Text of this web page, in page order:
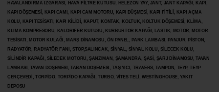
HAVALANDIRMA IZGARASI, HAVA FİLTRE KUTUSU, HELEZON YAY, JANT, JANT KAPAĞI, KAPI,
KAPI DÖŞEMESİ, KAPI CAMI, KAPI CAM MOTORU, KAPI DÜŞMESİ, KAPI FİTİLİ, KAPI AÇMA
KOLU, KAPI TESİSATI, KAPI KİLİDİ, KAPUT, KONTAK, KOLTUK, KOLTUK DÖŞEMESİ, KLİMA,
KLİMA KOMPRESÖRÜ, KALORİFER KUTUSU, KÜRBÜRTÖR KAPAĞI, LASTİK, MOTOR, MOTOR
TESİSATI, MOTOR KULAĞI, MARŞ DİNAMOSU, ÖN PANEL, PARK LAMBASI, PANJUR, PİSTON,
RADYATÖR, RADYATÖR FANI, STOP,SALINCAK, SİNYAL, SİNYAL KOLU, SİLECEK KOLU,
SİLİNDİR KAPAĞI, SİLECEK MOTORU, ŞANZIMAN, ŞAMANDRA, ŞASİ, ŞARJ DİNAMOSU, TAVAN
LAMBASI, TAVAN DÖŞEMESİ, TABAN DÖŞEMESİ, TAŞIYICI, TRAVERS, TAMPON, TEYP, TEYP
ÇERÇEVEDİ, TORPİDO, TORPİDO KAPAĞI, TURBO, VİTES TELİ, WESTİNGHOUSE, YAKIT
DEPOSU